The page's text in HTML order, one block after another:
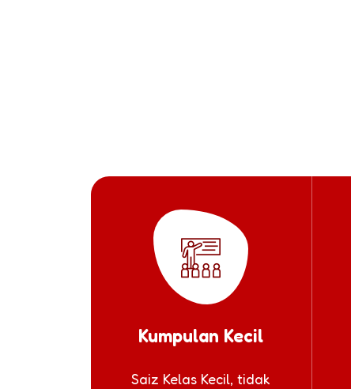
Kumpulan Kecil
Saiz Kelas Kecil, tidak